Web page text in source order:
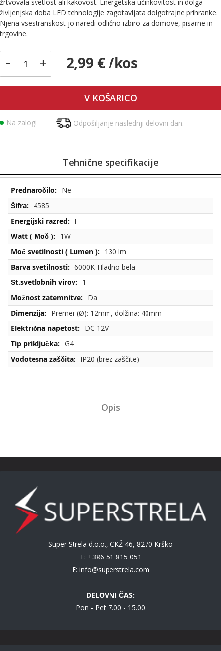
žrtvovala svetlost ali kakovost. Energetska učinkovitost in dolga
življenjska doba LED tehnologije zagotavljata dolgotrajne prihranke.
Njena vsestranskost jo naredi odlično izbiro za domove, pisarne in
trgovine.
- + 2,99 € /kos
V KOŠARICO
Na zalogi Odpošiljanje naslednji delovni dan.
Tehnične specifikacije
Tehnične
specifikacije
Ne
4585
F
1W
130 lm
6000K-Hladno bela
1
Da
Premer (Ø): 12mm, dolžina: 40mm
DC 12V
G4
IP20 (brez zaščite)
Opis
Super Strela d.o.o., CKŽ 46, 8270 Krško
T: +386 51 815 051
E: info@superstrela.com
DELOVNI ČAS:
Pon - Pet 7.00 - 15.00